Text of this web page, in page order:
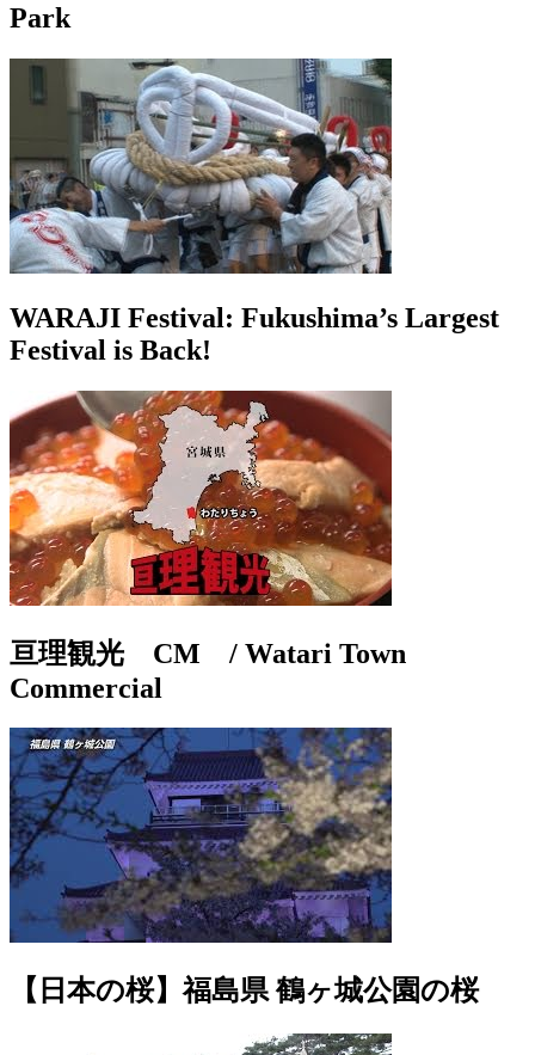
Park
WARAJI Festival: Fukushima’s Largest
Festival is Back!
亘理観光 CM / Watari Town
Commercial
【日本の桜】福島県 鶴ヶ城公園の桜